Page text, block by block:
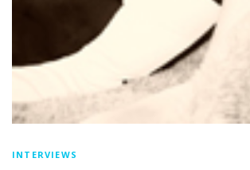
INTERVIEWS